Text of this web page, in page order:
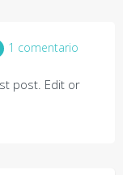
1 comentario
post. Edit or